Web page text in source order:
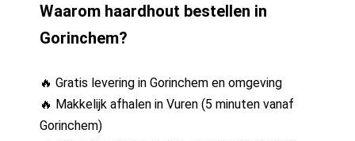
Waarom haardhout bestellen in
Gorinchem?
🔥 Gratis levering in Gorinchem en omgeving
🔥 Makkelijk afhalen in Vuren (5 minuten vanaf
Gorinchem)